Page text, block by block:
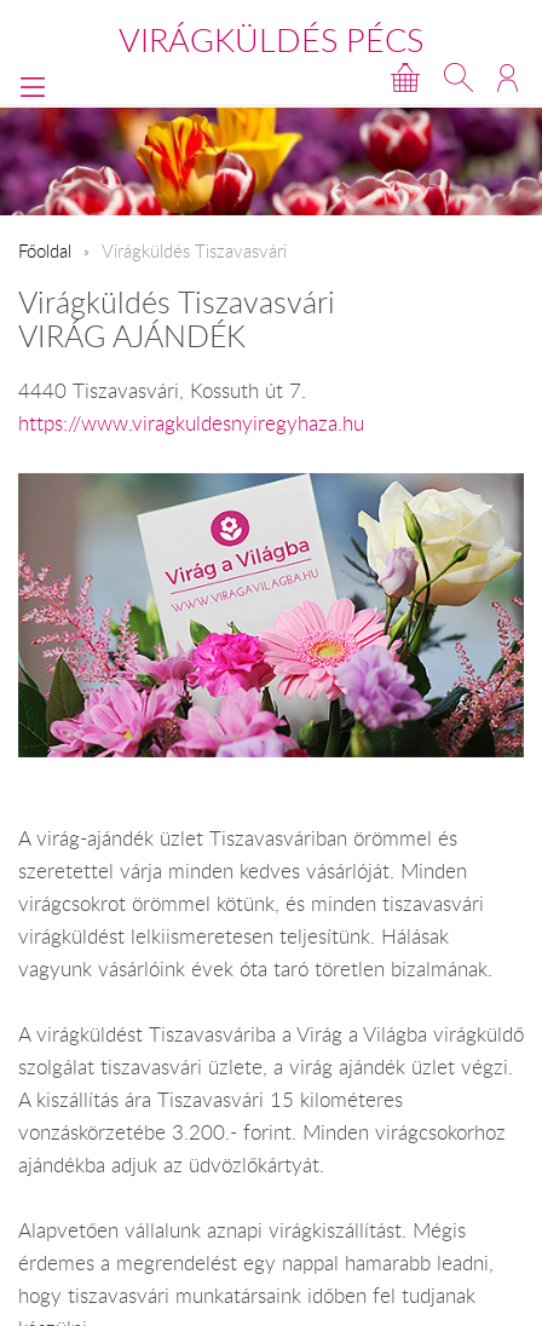
VIRÁGKÜLDÉS PÉCS
Főoldal Virágküldés Tiszavasvári
Virágküldés Tiszavasvári
VIRÁG AJÁNDÉK
4440 Tiszavasvári, Kossuth út 7.
https://www.viragkuldesnyiregyhaza.hu
A virág-ajándék üzlet Tiszavasváriban örömmel és
szeretettel várja minden kedves vásárlóját. Minden
virágcsokrot örömmel kötünk, és minden tiszavasvári
virágküldést lelkiismeretesen teljesítünk. Hálásak
vagyunk vásárlóink évek óta taró töretlen bizalmának.
A virágküldést Tiszavasváriba a Virág a Világba virágküldő
szolgálat tiszavasvári üzlete, a virág ajándék üzlet végzi.
A kiszállítás ára Tiszavasvári 15 kilométeres
vonzáskörzetébe 3.200.- forint. Minden virágcsokorhoz
ajándékba adjuk az üdvözlőkártyát.
Alapvetően vállalunk aznapi virágkiszállítást. Mégis
érdemes a megrendelést egy nappal hamarabb leadni,
hogy tiszavasvári munkatársaink időben fel tudjanak